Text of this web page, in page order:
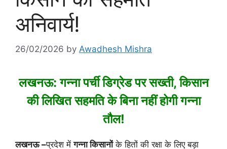
अनिवार्य!
26/02/2026 by Awadhesh Mishra
लखनऊ: गन्ना पर्ची डिग्रेड पर सख्ती, किसान
की लिखित सहमति के बिना नहीं होगी गन्ना
तौल!
लखनऊ –प्रदेश मेंगन्ना किसानोंके हितों की रक्षा के लिए बड़ा